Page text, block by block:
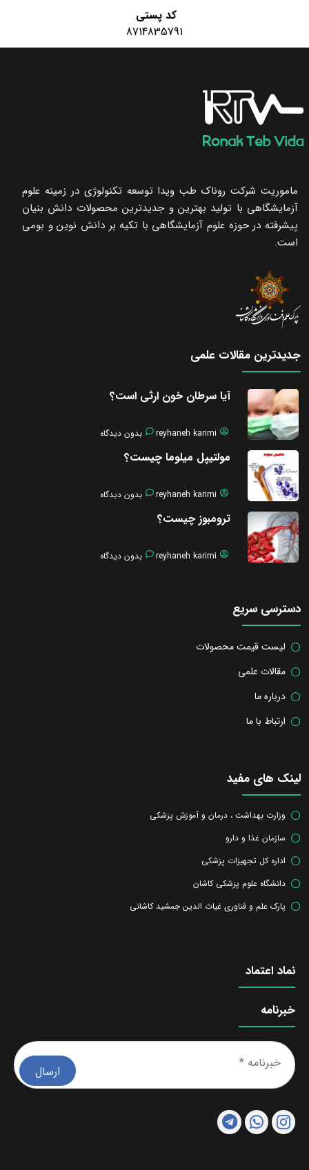
کد پستی
8714835791
ماموریت شرکت روناک طب ویدا توسعه تکنولوژی در زمینه علوم
آزمایشگاهی با تولید بهترین و جدیدترین محصولات دانش بنیان
پیشرفته در حوزه علوم آزمایشگاهی با تکیه ‌بر دانش نوین و بومی
است.
جدیدترین مقالات علمی
آیا سرطان خون ارثی است؟
reyhaneh karimi بدون دیدگاه
مولتیپل میلوما چیست؟
reyhaneh karimi بدون دیدگاه
ترومبوز چیست؟
reyhaneh karimi بدون دیدگاه
دسترسی سریع
لیست قیمت محصولات
مقالات علمی
درباره ما
ارتباط با ما
لینک های مفید
وزارت بهداشت ، درمان و آموزش پزشکی
سازمان غذا و دارو
اداره کل تجهیزات پزشکی
دانشگاه علوم پزشکی کاشان
پارک علم و فناوری غیاث الدین جمشید کاشانی
نماد اعتماد
خبرنامه
*